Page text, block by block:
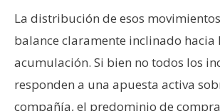
La distribución de esos
balance claramente inclinado hacia
acumulación. Si bien no todos los
responden a una apuesta activa
compañía, el predominio de